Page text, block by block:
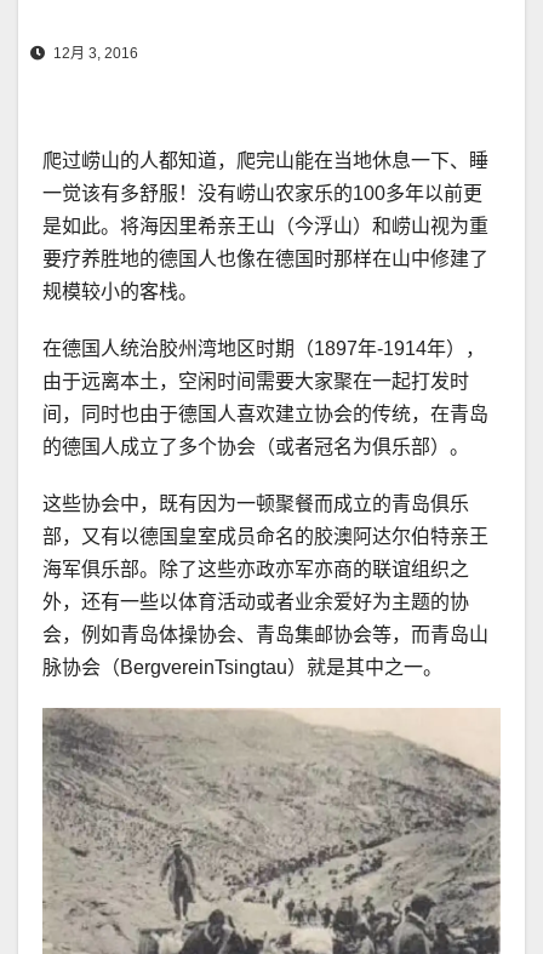
12月 3, 2016
爬过崂山的人都知道，爬完山能在当地休息一下、睡
一觉该有多舒服！没有崂山农家乐的100多年以前更
是如此。将海因里希亲王山（今浮山）和崂山视为重
要疗养胜地的德国人也像在德国时那样在山中修建了
规模较小的客栈。
在德国人统治胶州湾地区时期（1897年-1914年），
由于远离本土，空闲时间需要大家聚在一起打发时
间，同时也由于德国人喜欢建立协会的传统，在青岛
的德国人成立了多个协会（或者冠名为俱乐部）。
这些协会中，既有因为一顿聚餐而成立的青岛俱乐
部，又有以德国皇室成员命名的胶澳阿达尔伯特亲王
海军俱乐部。除了这些亦政亦军亦商的联谊组织之
外，还有一些以体育活动或者业余爱好为主题的协
会，例如青岛体操协会、青岛集邮协会等，而青岛山
脉协会（BergvereinTsingtau）就是其中之一。